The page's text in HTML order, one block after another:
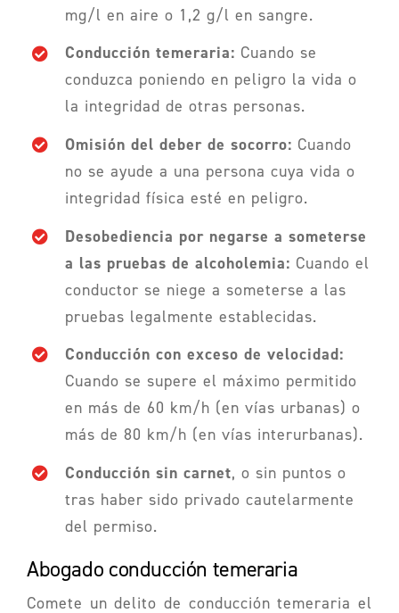
mg/l en aire o 1,2 g/l en sangre.
Conducción temeraria: Cuando se
conduzca poniendo en peligro la vida o
la integridad de otras personas.
Omisión del deber de socorro: Cuando
no se ayude a una persona cuya vida o
integridad física esté en peligro.
Desobediencia por negarse a someterse
a las pruebas de alcoholemia: Cuando el
conductor se niege a someterse a las
pruebas legalmente establecidas.
Conducción con exceso de velocidad:
Cuando se supere el máximo permitido
en más de 60 km/h (en vías urbanas) o
más de 80 km/h (en vías interurbanas).
Conducción sin carnet, o sin puntos o
tras haber sido privado cautelarmente
del permiso.
Abogado conducción temeraria
Comete un delito de conducción temeraria el